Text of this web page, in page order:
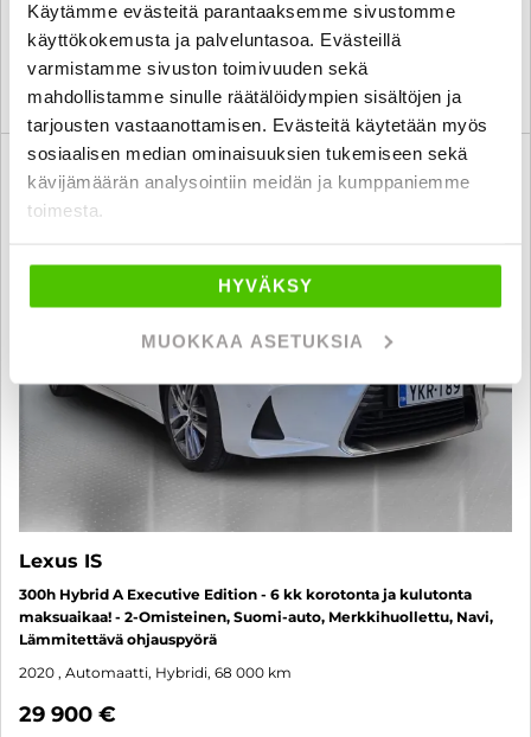
Käytämme evästeitä parantaaksemme sivustomme
käyttökokemusta ja palveluntasoa. Evästeillä
varmistamme sivuston toimivuuden sekä
mahdollistamme sinulle räätälöidympien sisältöjen ja
tarjousten vastaanottamisen. Evästeitä käytetään myös
sosiaalisen median ominaisuuksien tukemiseen sekä
kävijämäärän analysointiin meidän ja kumppaniemme
toimesta.
HYVÄKSY
MUOKKAA ASETUKSIA
alk. 156 € / kk
jyväskylä
KATSO TIEDOT WHATSAPP
Lexus IS
300h Hybrid A Executive Edition - 6 kk korotonta ja kulutonta
maksuaikaa! - 2-Omisteinen, Suomi-auto, Merkkihuollettu, Navi,
Lämmitettävä ohjauspyörä
2020 , Automaatti, Hybridi, 68 000 km
29 900 €